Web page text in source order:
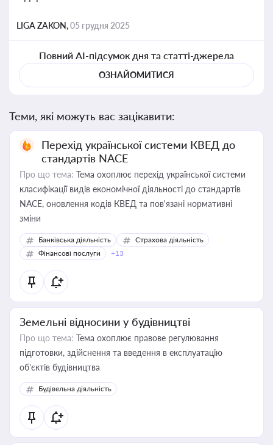
LIGA ZAKON,05 грудня 2025
Повний AI-підсумок дня та статті-джерела
ОЗНАЙОМИТИСЯ
Теми, які можуть вас зацікавити:
Перехід української системи КВЕД до
стандартів NACE
Про що тема: Тема охоплює перехід української системи
класифікації видів економічної діяльності до стандартів
NACE, оновлення кодів КВЕД та пов'язані нормативні
зміни
Банківська діяльність
Страхова діяльність
Фінансові послуги
+13
Земельні відносини у будівництві
Про що тема: Тема охоплює правове регулювання
підготовки, здійснення та введення в експлуатацію
об’єктів будівництва
Будівельна діяльність